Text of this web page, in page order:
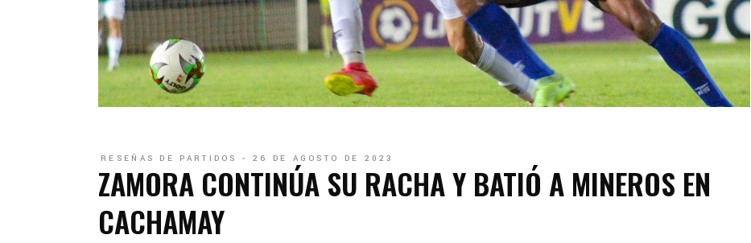
RESEÑAS DE PARTIDOS 26 DE AGOSTO DE 2023
ZAMORA CONTINÚA SU RACHA Y BATIÓ A MINEROS EN
CACHAMAY